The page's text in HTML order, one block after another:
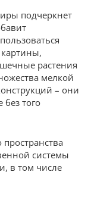
подчеркнет
растения
мелкой
– они
того
системы
в том числе